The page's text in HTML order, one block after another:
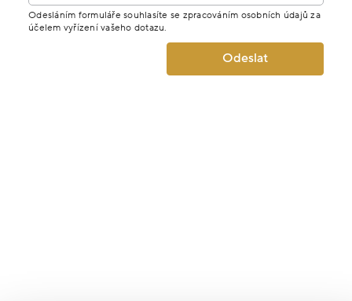
Odesláním formuláře souhlasíte se zpracováním osobních údajů za
účelem vyřízení vašeho dotazu.
Odeslat